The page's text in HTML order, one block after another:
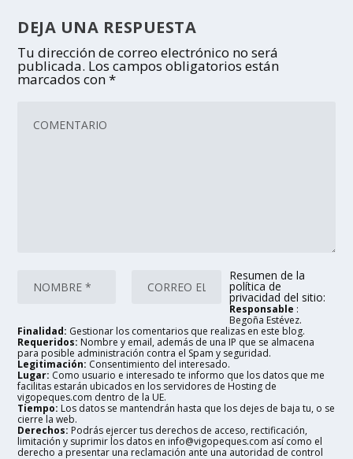
DEJA UNA RESPUESTA
Tu dirección de correo electrónico no será
publicada. Los campos obligatorios están
marcados con*
Resumen de la
política de
privacidad del sitio:
Responsable :
Begoña Estévez.
Finalidad: Gestionar los comentarios que realizas en este blog.
Requeridos: Nombre y email, además de una IP que se almacena
para posible administración contra el Spam y seguridad.
Legitimación: Consentimiento del interesado.
Lugar: Como usuario e interesado te informo que los datos que me
facilitas estarán ubicados en los servidores de Hosting de
vigopeques.com dentro de la UE.
Tiempo: Los datos se mantendrán hasta que los dejes de baja tu, o se
cierre la web.
Derechos: Podrás ejercer tus derechos de acceso, rectificación,
limitación y suprimir los datos en info@vigopeques.com así como el
derecho a presentar una reclamación ante una autoridad de control